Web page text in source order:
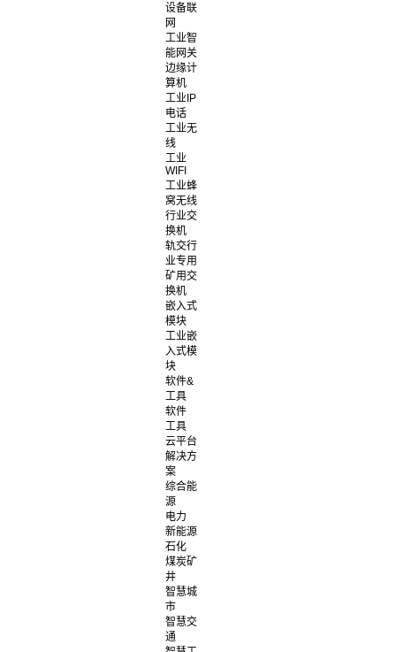
设备联
网
工业智
能网关
边缘计
算机
工业IP
电话
工业无
线
工业
WIFI
工业蜂
窝无线
行业交
换机
轨交行
业专用
矿用交
换机
嵌入式
模块
工业嵌
入式模
块
软件&
工具
软件
工具
云平台
解决方
案
综合能
源
电力
新能源
石化
煤炭矿
井
智慧城
市
智慧交
通